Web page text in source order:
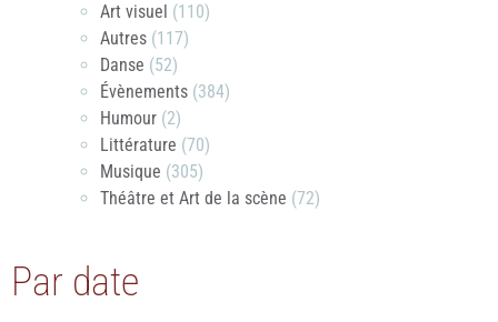
Art visuel (110)
Autres (117)
Danse (52)
Évènements (384)
Humour (2)
Littérature (70)
Musique (305)
Théâtre et Art de la scène (72)
Par date